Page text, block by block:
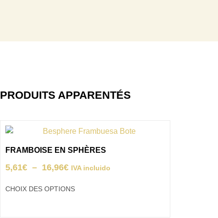
PRODUITS APPARENTÉS
FRAMBOISE EN SPHÈRES
5,61€ – 16,96€ IVA incluido
CHOIX DES OPTIONS